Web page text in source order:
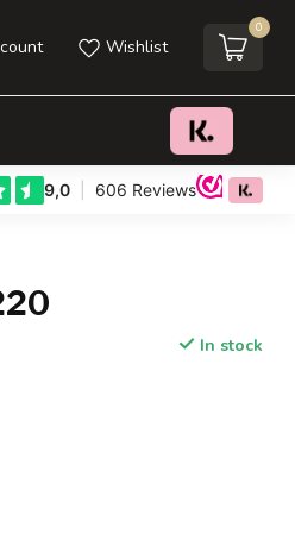
Wishlist
0
Add to cart
In stock